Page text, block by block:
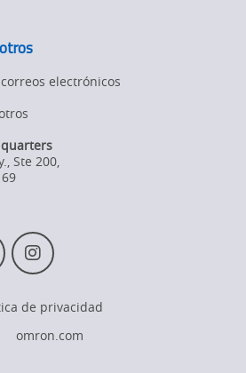
electrónicos
Ste 200,
I
n
t
a
de privacidad
omron.com